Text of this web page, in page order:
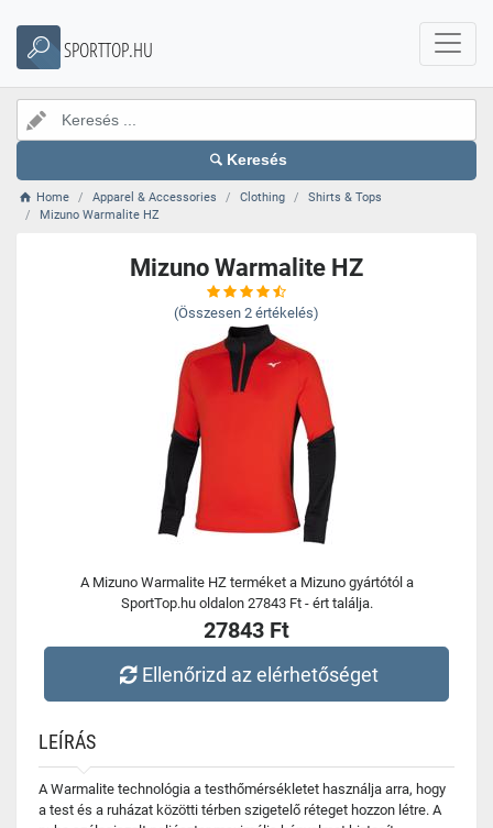
SPORTTOP.HU
Keresés
Home Apparel & Accessories Clothing
Shirts & Tops
Mizuno Warmalite HZ
Mizuno Warmalite HZ
(Összesen 2 értékelés)
A Mizuno Warmalite HZ terméket a Mizuno gyártótól a
SportTop.hu oldalon 27843 Ft - ért találja.
27843 Ft
Ellenőrizd az elérhetőséget
LEÍRÁS
A Warmalite technológia a testhőmérsékletet használja arra, hogy
a test és a ruházat közötti térben szigetelő réteget hozzon létre. A